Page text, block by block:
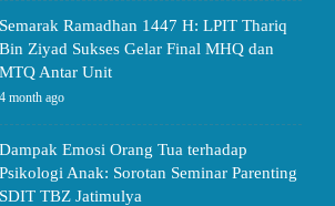
Semarak Ramadhan 1447 H: LPIT Thariq
Bin Ziyad Sukses Gelar Final MHQ dan
MTQ Antar Unit
4 month ago
Dampak Emosi Orang Tua terhadap
Psikologi Anak: Sorotan Seminar Parenting
SDIT TBZ Jatimulya